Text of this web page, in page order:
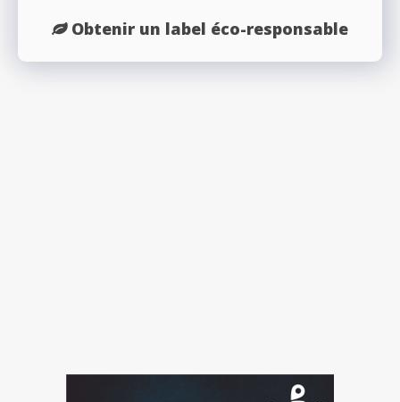
Obtenir un label éco-responsable